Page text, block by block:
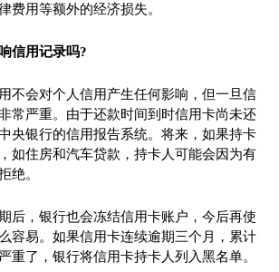
费用等额外的经济损失。
信用记录吗?
不会对个人信用产生任何影响，但一旦信
常严重。由于还款时间到时信用卡尚未还
央银行的信用报告系统。将来，如果持卡
如住房和汽车贷款，持卡人可能会因为有
绝。
后，银行也会冻结信用卡账户，今后再使
容易。如果信用卡连续逾期三个月，累计
重了，银行将信用卡持卡人列入黑名单。